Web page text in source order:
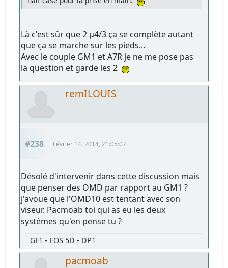
Là c'est sûr que 2 µ4/3 ça se complète autant
que ça se marche sur les pieds...
Avec le couple GM1 et A7R je ne me pose pas
la question et garde les 2
remILOUIS
#238 Février 14, 2014, 21:05:07
Désolé d'intervenir dans cette discussion mais
que penser des OMD par rapport au GM1 ?
j'avoue que l'OMD10 est tentant avec son
viseur. Pacmoab toi qui as eu les deux
systèmes qu'en pense tu ?
GF1 - EOS 5D - DP1
pacmoab